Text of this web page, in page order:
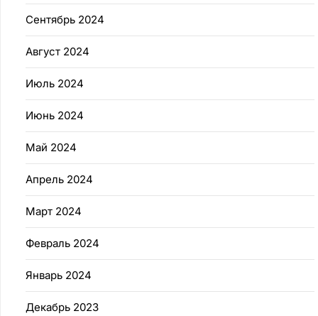
Сентябрь 2024
Август 2024
Июль 2024
Июнь 2024
Май 2024
Апрель 2024
Март 2024
Февраль 2024
Январь 2024
Декабрь 2023